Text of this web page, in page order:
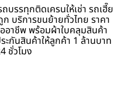
บรรทุกติดเครนให้เช่า รถเฮี๊ย
บริการขนย้ายทั่วไทย ราคา
อาชีพ พร้อมผ้าใบคลุมสินค้า
ะกันสินค้าให้ลูกค้า 1 ล้านบาท
ชั่วโมง